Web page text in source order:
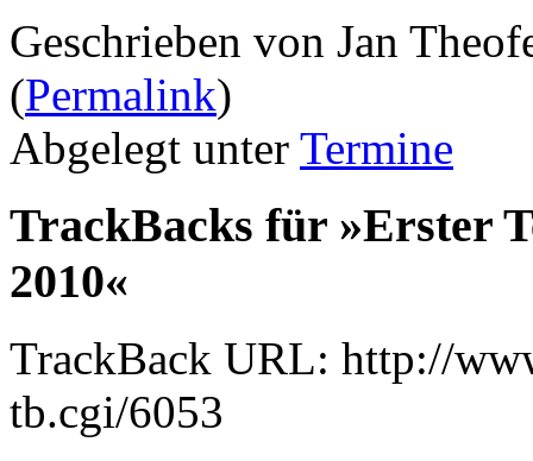
Geschrieben von Jan
(Permalink)
Abgelegt unter Termine
TrackBacks für »Erster
2010«
TrackBack URL: http://
tb.cgi/6053